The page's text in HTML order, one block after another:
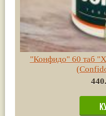
"Конфидо" 60 таб